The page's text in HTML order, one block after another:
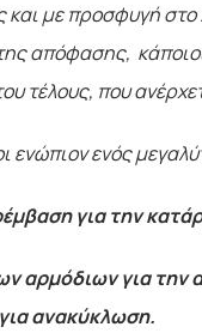
με προσφυγή στο
απόφασης,
τέλους, που
ενώπιον ενός
για την
αρμόδιων για
ανακύκλωση.